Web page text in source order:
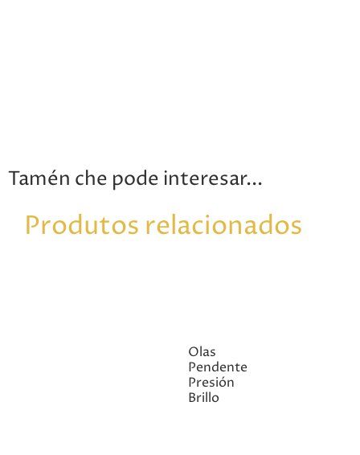
Tamén che pode interesar...
Produtos relacionados
Olas
Pendente
Presión
Brillo